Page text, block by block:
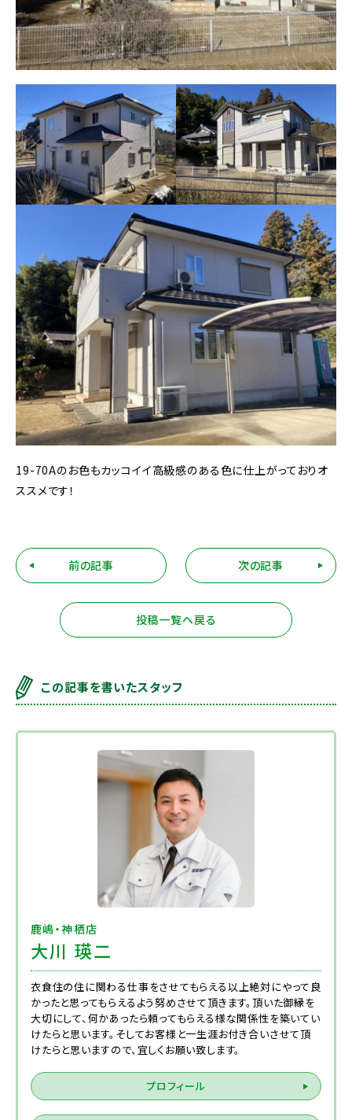
19-70Aのお色もカッコイイ高級感のある色に仕上がっておりオ
ススメです！
前の記事
投稿一覧へ戻る
次の記事
この記事を書いたスタッフ
鹿嶋・神栖店
大川 瑛二
衣食住の住に関わる仕事をさせてもらえる以上絶対にやって良
かったと思ってもらえるよう努めさせて頂きます。頂いた御縁を
大切にして、何かあったら頼ってもらえる様な関係性を築いてい
けたらと思います。そしてお客様と一生涯お付き合いさせて頂
けたらと思いますので、宜しくお願い致します。
プロフィール